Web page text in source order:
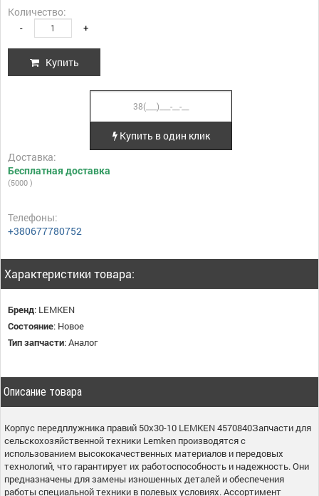
Количество:
- +
Купить
Купить в один клик
Доставка:
Бесплатная доставка
(5000 )
Телефоны:
+380677780752
Характеристики товара:
Бренд: LEMKEN
Состояние: Новое
Тип запчасти:Аналог
Описание товара
Корпус передплужника правий 50x30-10 LEMKEN 4570840Запчасти для
сельскохозяйственной техники Lemken производятся с
использованием высококачественных материалов и передовых
технологий, что гарантирует их работоспособность и надежность. Они
предназначены для замены изношенных деталей и обеспечения
работы специальной техники в полевых условиях. Ассортимент